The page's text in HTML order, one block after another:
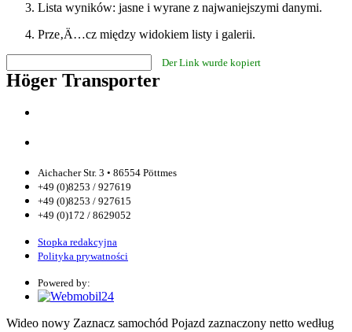
Lista wyników: jasne i wyrane z najwaniejszymi danymi.
Prze‚Ä…cz między widokiem listy i galerii.
Der Link wurde kopiert
Höger Transporter
Aichacher Str. 3 • 86554 Pöttmes
+49 (0)8253 / 927619
+49 (0)8253 / 927615
+49 (0)172 / 8629052
Stopka redakcyjna
Polityka prywatności
Powered by:
Wideo nowy Zaznacz samochód Pojazd zaznaczony netto według